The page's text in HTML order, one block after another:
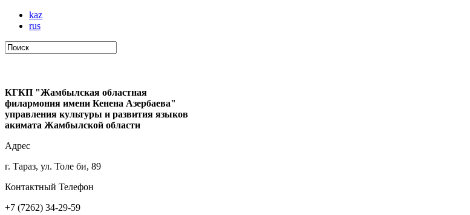
kaz
rus
КГКП "Жамбылская областная
филармония имени Кенена Азербаева"
управления культуры и развития языков
акимата Жамбылской области
Адрес
г. Тараз, ул. Толе би, 89
Контактный Телефон
+7 (7262) 34-29-59